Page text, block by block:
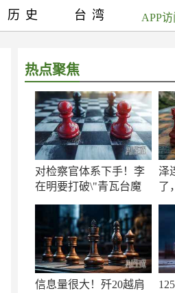
热点聚焦
对检察官体系下手！李
在明要打破\"青瓦台魔
泽
了
信息量很大！歼20越肩
历史 台湾 APP访